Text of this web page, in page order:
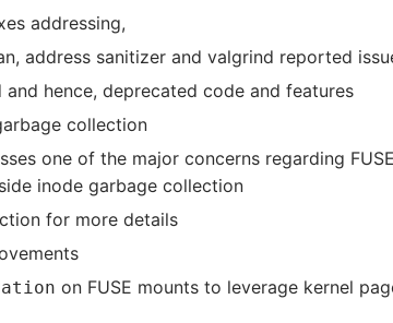
addressing,
address sanitizer and valgrind reported
and hence, deprecated code and features
collection
one of the major concerns regarding
inode garbage collection
for more details
on FUSE mounts to leverage kernel